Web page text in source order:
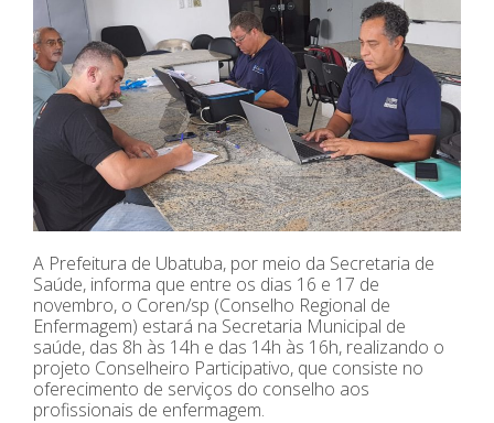
A Prefeitura de Ubatuba, por meio da Secretaria de
Saúde, informa que entre os dias 16 e 17 de
novembro, o Coren/sp (Conselho Regional de
Enfermagem) estará na Secretaria Municipal de
saúde, das 8h às 14h e das 14h às 16h, realizando o
projeto Conselheiro Participativo, que consiste no
oferecimento de serviços do conselho aos
profissionais de enfermagem.